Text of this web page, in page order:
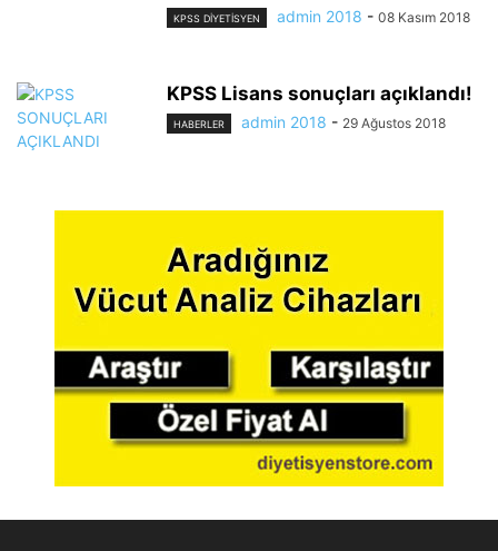
KPSS DIYETISYEN admin 2018 - 08 Kasım 2018
KPSS Lisans sonuçları açıklandı!
HABERLER admin 2018 - 29 Ağustos 2018